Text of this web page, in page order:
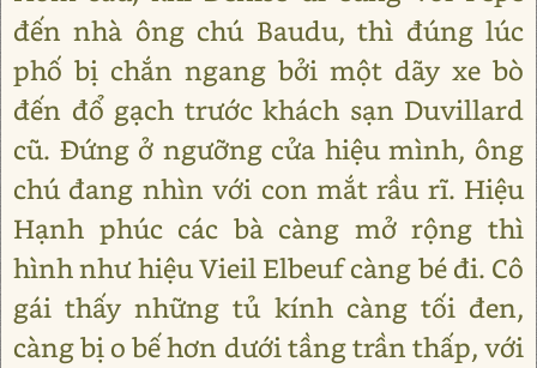
đến nhà ông chú Baudu, thì đúng lúc
phố bị chắn ngang bởi một dãy xe bò
đến đổ gạch trước khách sạn Duvillard
cũ. Đứng ở ngưỡng cửa hiệu mình, ông
chú đang nhìn với con mắt rầu rĩ. Hiệu
Hạnh phúc các bà càng mở rộng thì
hình như hiệu Vieil Elbeuf càng bé đi. Cô
gái thấy những tủ kính càng tối đen,
càng bị o bế hơn dưới tầng trần thấp, với